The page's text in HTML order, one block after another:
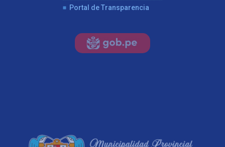
Portal de Transparencia